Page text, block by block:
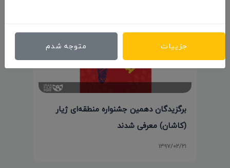
برگزیدگان دهمین جشنواره منطقه‌ای ژیار
(کاشان) معرفی شدند
۱۳۹۷/۰۲/۲۱
جزییات متوجه شدم